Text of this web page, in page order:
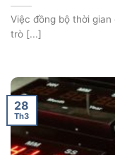
Việc đồng bộ thời
trò [...]
28
Th3